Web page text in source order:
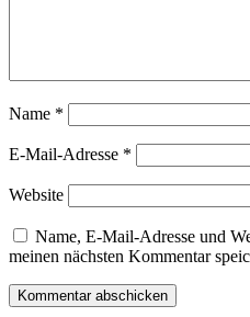
Name *
E-Mail-Adresse *
Website
Name, E-Mail-Adresse und
meinen nächsten Kommentar